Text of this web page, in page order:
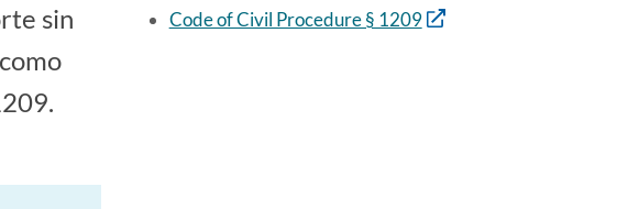
sin
Code of Civil Procedure § 1209